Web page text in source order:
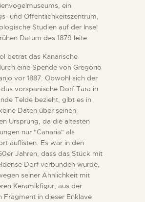
ein
und Öffentlichkeitszentrum,
Studien auf der Insel
Datum des 1879 leite
betrat das Kanarische
eine Spende von Gregorio
vor 1887. Obwohl sich der
vorspanische Dorf Tara in
Telde bezieht, gibt es in
Daten über seinen
Ursprung, da die ältesten
nur "Canaria" als
auflisten. Es war in den
Jahren, dass das Stück mit
Dorf verbunden wurde,
seiner Ähnlichkeit mit
Keramikfigur, aus der
Fragment in dieser Enklave